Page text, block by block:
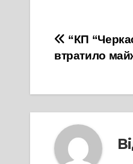
записів
“КП
втратило